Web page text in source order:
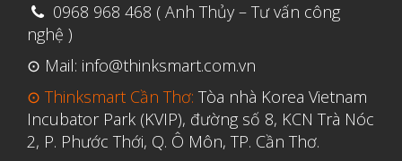
0968 968 468 ( Anh Thủy – Tư vấn công
nghệ )
⊙ Mail: info@thinksmart.com.vn
⊙ Thinksmart Cần Thơ: Tòa nhà Korea Vietnam
Incubator Park (KVIP), đường số 8, KCN Trà Nóc
2, P. Phước Thới, Q. Ô Môn, TP. Cần Thơ.